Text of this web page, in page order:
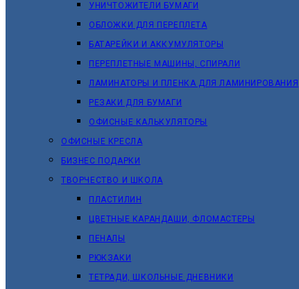
УНИЧТОЖИТЕЛИ БУМАГИ
ОБЛОЖКИ ДЛЯ ПЕРЕПЛЕТА
БАТАРЕЙКИ И АККУМУЛЯТОРЫ
ПЕРЕПЛЕТНЫЕ МАШИНЫ, СПИРАЛИ
ЛАМИНАТОРЫ И ПЛЕНКА ДЛЯ ЛАМИНИРОВАНИЯ
РЕЗАКИ ДЛЯ БУМАГИ
ОФИСНЫЕ КАЛЬКУЛЯТОРЫ
ОФИСНЫЕ КРЕСЛА
БИЗНЕС ПОДАРКИ
ТВОРЧЕСТВО И ШКОЛА
ПЛАСТИЛИН
ЦВЕТНЫЕ КАРАНДАШИ, ФЛОМАСТЕРЫ
ПЕНАЛЫ
РЮКЗАКИ
ТЕТРАДИ, ШКОЛЬНЫЕ ДНЕВНИКИ